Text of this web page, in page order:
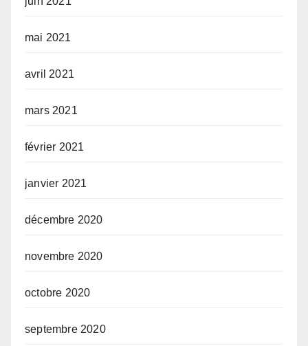
mai 2021
avril 2021
mars 2021
février 2021
janvier 2021
décembre 2020
novembre 2020
octobre 2020
septembre 2020